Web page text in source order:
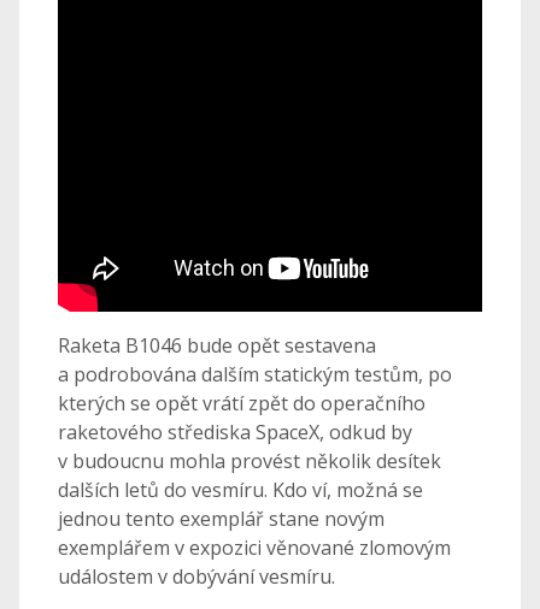
Raketa B1046 bude opět sestavena
a podrobována dalším statickým testům, po
kterých se opět vrátí zpět do operačního
raketového střediska SpaceX, odkud by
v budoucnu mohla provést několik desítek
dalších letů do vesmíru. Kdo ví, možná se
jednou tento exemplář stane novým
exemplářem v expozici věnované zlomovým
událostem v dobývání vesmíru.